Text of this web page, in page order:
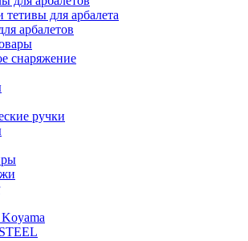
тетивы для арбалета
арбалетов
снаряжение
ручки